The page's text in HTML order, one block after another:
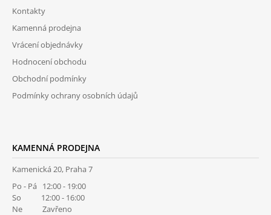
I
S
Kontakty
Kamenná prodejna
Vrácení objednávky
Hodnocení obchodu
Obchodní podmínky
Podmínky ochrany osobních údajů
KAMENNÁ PRODEJNA
Kamenická 20, Praha 7
Po - Pá 12:00 - 19:00
So 12:00 - 16:00
Ne Zavřeno